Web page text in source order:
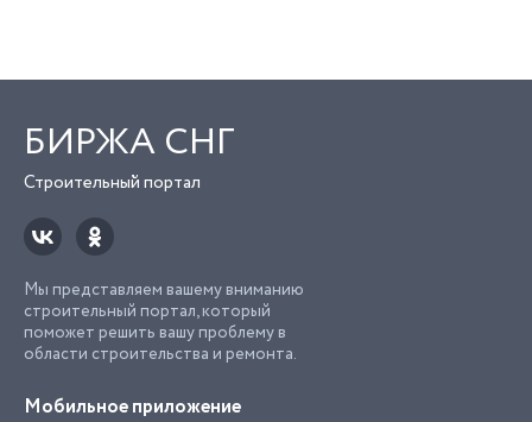
БИРЖА СНГ
Строительный портал
Мы представляем вашему вниманию
строительный портал, который
поможет решить вашу проблему в
области строительства и ремонта.
Мобильное приложение